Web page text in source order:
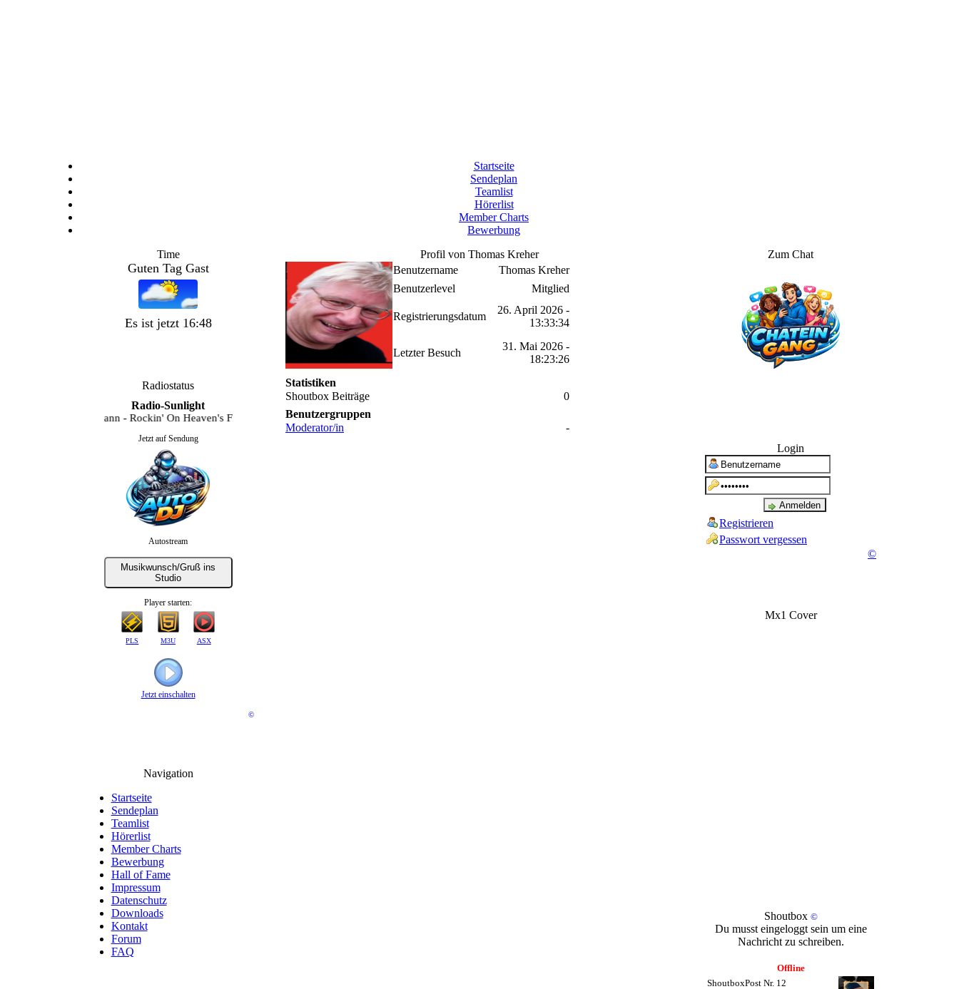
Startseite
Sendeplan
Teamlist
Hörerlist
Member Charts
Bewerbung
Time
Guten Tag Gast
Es ist jetzt 16:48
Radiostatus
Radio-Sunlight
Jeanette Biedermann - Rockin' On Heaven's Floor - Remastered
Jetzt auf Sendung
Autostream
Musikwunsch/Gruß ins
Studio
Player starten:
PLS M3U ASX
Jetzt einschalten
©
Navigation
Startseite
Sendeplan
Teamlist
Hörerlist
Member Charts
Bewerbung
Hall of Fame
Impressum
Datenschutz
Downloads
Kontakt
Forum
FAQ
Profil von Thomas Kreher
Benutzername
Thomas Kreher
Benutzerlevel
Mitglied
Registrierungsdatum
26. April 2026 -
13:33:34
Letzter Besuch
31. Mai 2026 -
18:23:26
Statistiken
Shoutbox Beiträge
0
Benutzergruppen
Moderator/in
-
Zum Chat
Login
Registrieren
Passwort vergessen
©
Mx1 Cover
Shoutbox ©
Du musst eingeloggt sein um eine
Nachricht zu schreiben.
Offline
ShoutboxPost Nr. 12